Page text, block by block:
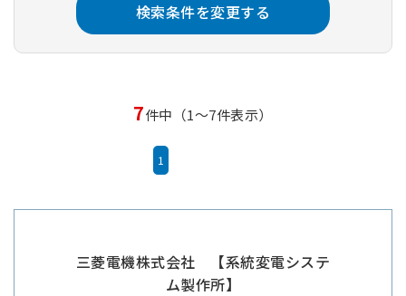
検索条件を変更する
7件中（1～7件表示）
1
三菱電機株式会社 【系統変電システ
ム製作所】